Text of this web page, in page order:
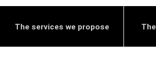
The services we propose